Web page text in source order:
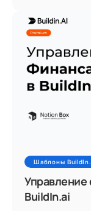
Шаблоны
BuildIn.ai